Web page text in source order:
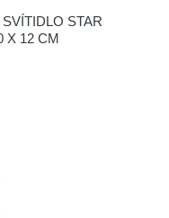
STAR
X 12 CM